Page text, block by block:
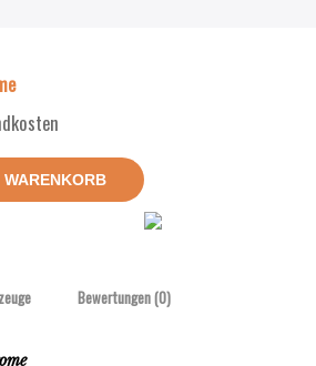
WARENKORB
Bewertungen (0)